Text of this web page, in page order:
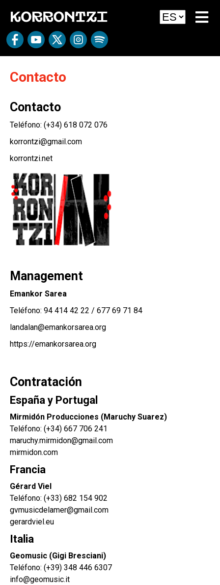
Contacto
Contacto
Teléfono: (+34) 618 072 076
korrontzi@gmail.com
korrontzi.net
Management
Emankor Sarea
Teléfono: 94 414 42 22 / 677 69 71 84
landalan@emankorsarea.org
https://emankorsarea.org
Contratación
España y Portugal
Mirmidón Producciones (Maruchy Suarez)
Teléfono: (+34) 667 706 241
maruchy.mirmidon@gmail.com
mirmidon.com
Francia
Gérard Viel
Teléfono: (+33) 682 154 902
gvmusicdelamer@gmail.com
gerardviel.eu
Italia
Geomusic (Gigi Bresciani)
Teléfono: (+39) 348 446 6307
info@geomusic.it